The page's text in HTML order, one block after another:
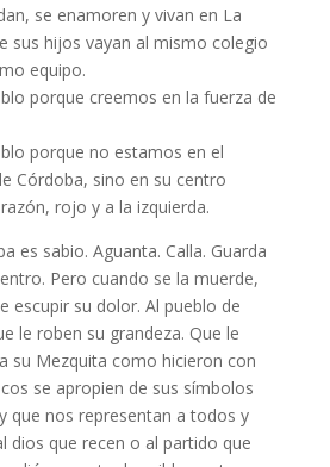
se enamoren y vivan en La
sus hijos vayan al mismo colegio
equipo.
porque creemos en la fuerza de
porque no estamos en el
Córdoba, sino en su centro
rojo y a la izquierda.
es sabio. Aguanta. Calla. Guarda
Pero cuando se la muerde,
escupir su dolor. Al pueblo de
le roben su grandeza. Que le
su Mezquita como hicieron con
se apropien de sus símbolos
que nos representan a todos y
dios que recen o al partido que